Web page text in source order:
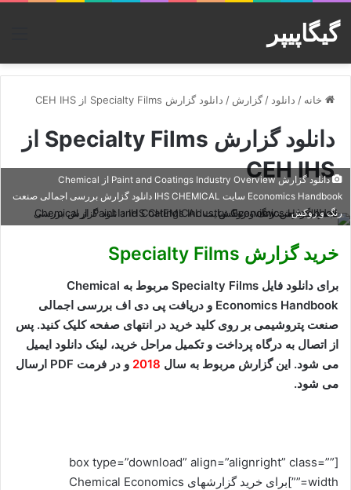
گیگاپیپر
خانه / دانلود / گزارش / دانلود گزارش Specialty Films از CEH IHS
دانلود گزارش Specialty Films از
CEH IHS
دانلود گزارش Paint and Coatings Industry Overview از Chemical
Economics Handbook سایت IHS CHEMICAL دانلود گزارش بررسی اجمالی صنعت
رنگ و روکش
خرید گزارش Specialty Films
برای دانلود فایل Specialty Films مربوط به Chemical
Economics Handbook و دریافت پی دی اف بررسی اجمالی
صنعت پتروشیمی بر روی کلید خرید در انتهای صفحه کلیک کنید. پس
از اتصال به درگاه پرداخت و تکمیل مراحل خرید، لینک دانلود ایمیل
می شود. این گزارش مربوط به سال 2018
و در فرمت PDF ارسال
می شود.
[box type=”download” align=”alignright” class=””
width=””]برای خرید گزارشهای Chemical Economics